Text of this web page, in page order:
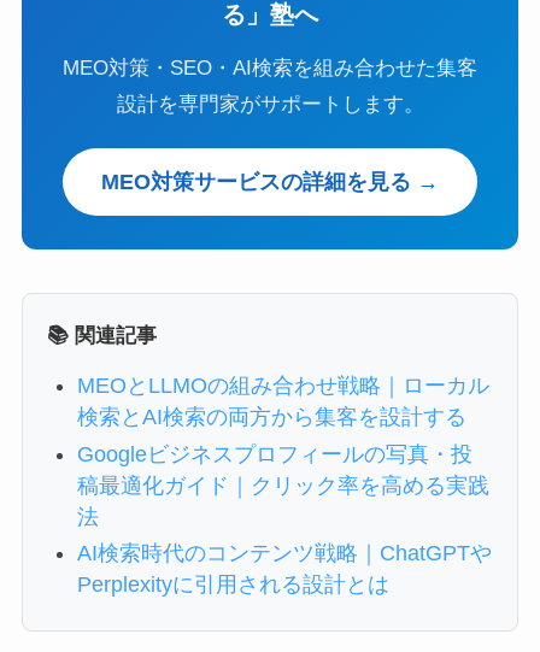
る」塾へ
MEO対策・SEO・AI検索を組み合わせた集客
設計を専門家がサポートします。
MEO対策サービスの詳細を見る →
📚 関連記事
MEOとLLMOの組み合わせ戦略｜ローカル
検索とAI検索の両方から集客を設計する
Googleビジネスプロフィールの写真・投
稿最適化ガイド｜クリック率を高める実践
法
AI検索時代のコンテンツ戦略｜ChatGPTや
Perplexityに引用される設計とは